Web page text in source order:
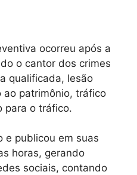
ocorreu após a
o cantor dos crimes
qualificada, lesão
ao patrimônio, tráfico
para o tráfico.
e publicou em suas
horas, gerando
sociais, contando